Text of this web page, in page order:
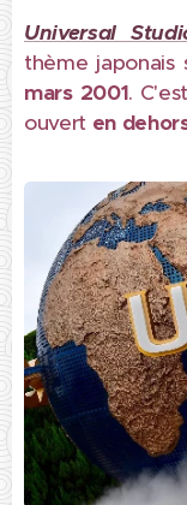
Universal
thème japonais
mars 2001.
ouvert en